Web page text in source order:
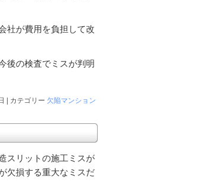
社が費用を負担して改
後の検査でミスが判明
| カテゴリー 欠陥マンション
スリットの施工ミスが
欠損する重大なミスだ